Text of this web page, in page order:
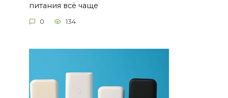
питания всё чаще
0 134